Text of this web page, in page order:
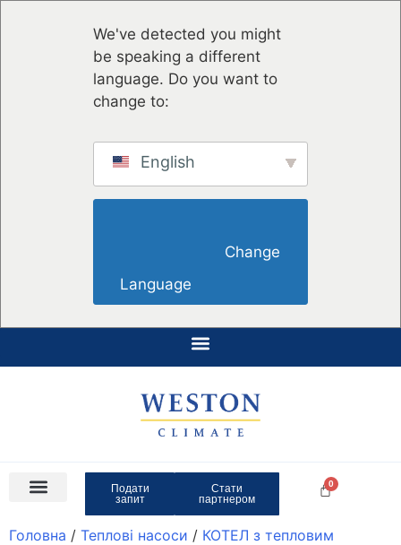
We've detected you might
be speaking a different
language. Do you want to
change to:
English
Language
Подати
запит
Стати
партнером
Головна / Теплові насоси / КОТЕЛ з тепловим